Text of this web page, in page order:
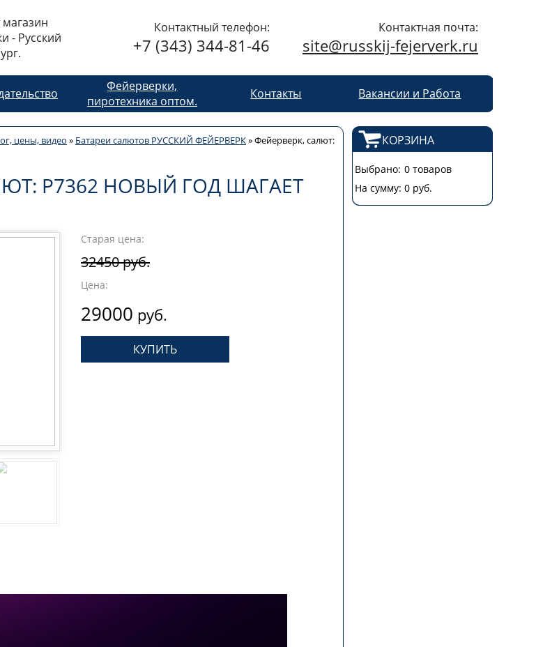
- Русский
Контактный телефон:
+7 (343) 344-81-46
Контактная почта:
site@russkij-fejerverk.ru
Фейерверки,
пиротехника оптом.
Контакты Вакансии и Работа
цены, видео » Батареи салютов РУССКИЙ ФЕЙЕРВЕРК»Фейерверк, салют:
Р7362 НОВЫЙ ГОД ШАГАЕТ
Старая цена:
32450 руб.
Цена:
29000 руб.
КОРЗИНА
Выбрано: 0 товаров
На сумму: 0 руб.